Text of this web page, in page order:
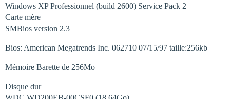
Windows XP Professionnel (build 2600) Service Pack 2
Carte mère
SMBios version 2.3
Bios: American Megatrends Inc. 062710 07/15/97 taille:256kb
Mémoire Barette de 256Mo
Disque dur